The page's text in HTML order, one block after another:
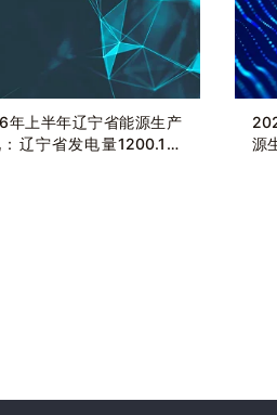
年上半年辽宁省能源生产
辽宁省发电量1200.1亿
源